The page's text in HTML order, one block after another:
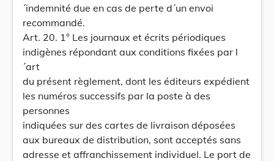
´indemnité due en cas de perte d´un envoi
recommandé.
Art. 20. 1° Les journaux et écrits périodiques
indigènes répondant aux conditions fixées par l
´art
du présent règlement, dont les éditeurs expédient
les numéros successifs par la poste à des
personnes
indiquées sur des cartes de livraison déposées
aux bureaux de distribution, sont acceptés sans
adresse et affranchissement individuel. Le port de